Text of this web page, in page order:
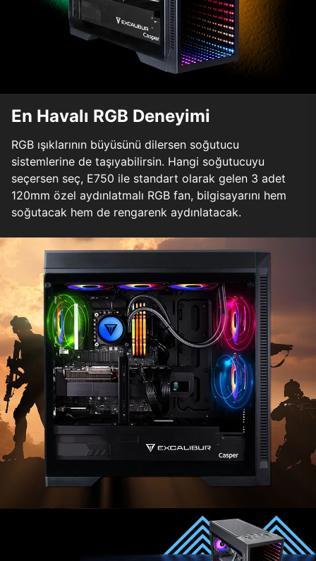
En Havalı RGB Deneyimi
RGB ışıklarının büyüsünü dilersen soğutucu
sistemlerine de taşıyabilirsin. Hangi soğutucuyu
seçersen seç, E750 ile standart olarak gelen 3 adet
120mm özel aydınlatmalı RGB fan, bilgisayarını hem
soğutacak hem de rengarenk aydınlatacak.